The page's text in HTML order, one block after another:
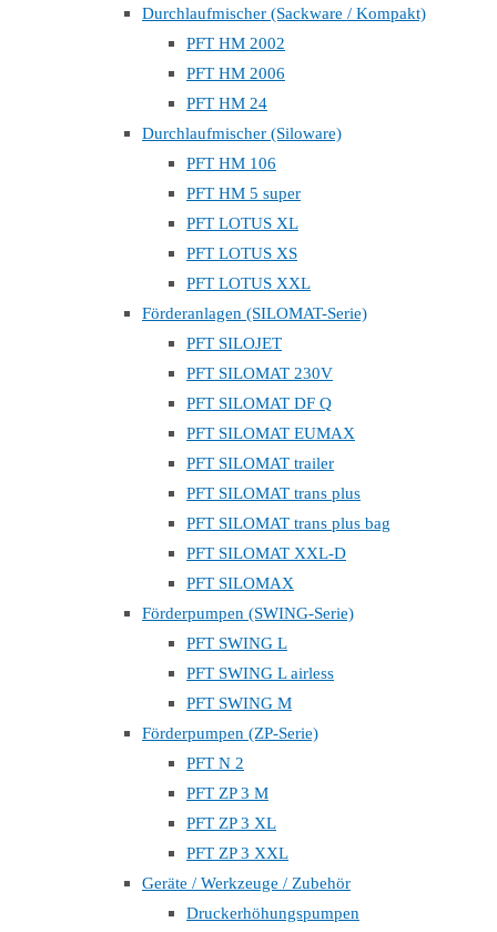
Durchlaufmischer (Sackware / Kompakt)
PFT HM 2002
PFT HM 2006
PFT HM 24
Durchlaufmischer (Siloware)
PFT HM 106
PFT HM 5 super
PFT LOTUS XL
PFT LOTUS XS
PFT LOTUS XXL
Förderanlagen (SILOMAT-Serie)
PFT SILOJET
PFT SILOMAT 230V
PFT SILOMAT DF Q
PFT SILOMAT EUMAX
PFT SILOMAT trailer
PFT SILOMAT trans plus
PFT SILOMAT trans plus bag
PFT SILOMAT XXL-D
PFT SILOMAX
Förderpumpen (SWING-Serie)
PFT SWING L
PFT SWING L airless
PFT SWING M
Förderpumpen (ZP-Serie)
PFT N 2
PFT ZP 3 M
PFT ZP 3 XL
PFT ZP 3 XXL
Geräte / Werkzeuge / Zubehör
Druckerhöhungspumpen